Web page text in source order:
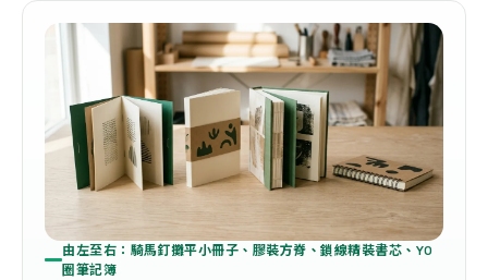
由左至右：騎馬釘攤平小冊子、膠裝方脊、鎖線精裝書芯、YO
圈筆記簿